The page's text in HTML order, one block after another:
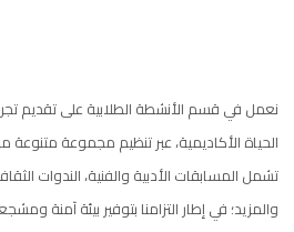
نعمل في قسم الأنشطة الطلابية على تقديم
الحياة الأكاديمية، عبر تنظيم مجموعة متنوعة
تشمل المسابقات الأدبية والفنية، الندوات
والمزيد؛ في إطار التزامنا بتوفير بيئة آمنة